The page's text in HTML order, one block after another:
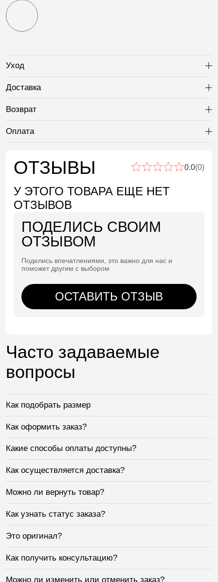
Уход
Доставка
Возврат
Оплата
ОТЗЫВЫ 0.0(0)
У ЭТОГО ТОВАРА ЕЩЕ НЕТ
ОТЗЫВОВ
ПОДЕЛИСЬ СВОИМ
ОТЗЫВОМ
Поделись впечатлениями, это важно для нас и
поможет другим с выбором
ОСТАВИТЬ ОТЗЫВ
Часто задаваемые
вопросы
Как подобрать размер
Как оформить заказ?
Какие способы оплаты доступны?
Как осуществляется доставка?
Можно ли вернуть товар?
Как узнать статус заказа?
Это оригинал?
Как получить консультацию?
Можно ли изменить или отменить заказ?